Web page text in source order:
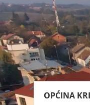
OPĆINA